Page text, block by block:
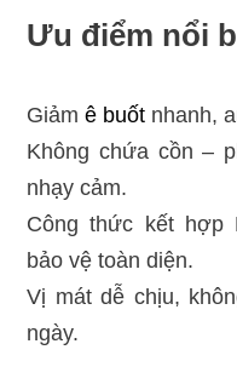
Ưu điểm nổi
Giảm ê buốtnhanh,
Không chứa cồn –
nhạy cảm.
Công thức kết hợp
bảo vệ toàn diện.
Vị mát dễ chịu,
ngày.